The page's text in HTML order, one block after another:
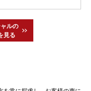
ルの
見る